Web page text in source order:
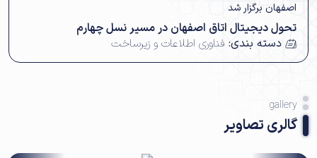
اصفهان برگزار شد
تحول دیجیتال اتاق اصفهان در مسیر نسل چهارم
دسته بندی: فناوری اطلاعات و زیرساخت
gallery
گالری تصاویر